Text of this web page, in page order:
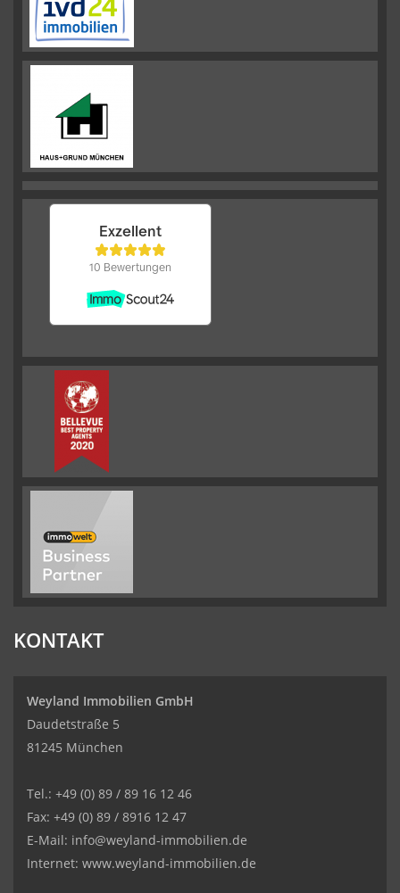
KONTAKT
Weyland Immobilien GmbH
Daudetstraße 5
81245 München
Tel.: +49 (0) 89 / 89 16 12 46
Fax: +49 (0) 89 / 8916 12 47
E-Mail: info@weyland-immobilien.de
Internet: www.weyland-immobilien.de